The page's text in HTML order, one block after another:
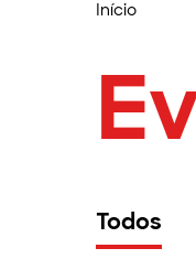
Início
Todos